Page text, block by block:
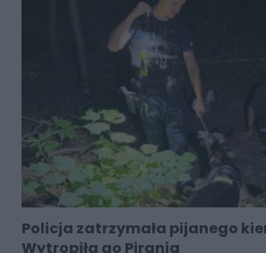
Policja zatrzymała pijanego
Wytropiła go Pirania